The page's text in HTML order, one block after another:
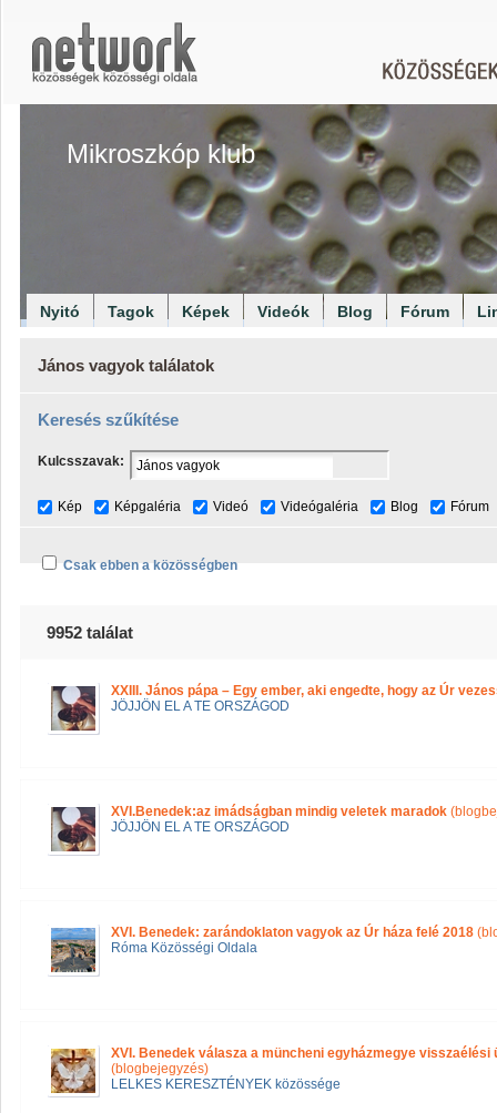
Mikroszkóp klub
Nyitó Tagok Képek Videók Blog Fórum
János vagyok találatok
Keresés szűkítése
Kulcsszavak:
Kép Képgaléria Videó Videógaléria Blog Fórum
Csak ebben a közösségben
9952 találat
XXIII. János pápa – Egy ember, aki engedte, hogy az Úr
JÖJJÖN EL A TE ORSZÁGOD
XVI.Benedek:az imádságban mindig veletek maradok
JÖJJÖN EL A TE ORSZÁGOD
XVI. Benedek: zarándoklaton vagyok az Úr háza felé 2018
Róma Közösségi Oldala
XVI. Benedek válasza a müncheni egyházmegye
(blogbejegyzés)
LELKES KERESZTÉNYEK közössége